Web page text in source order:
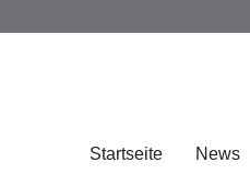
Startseite News